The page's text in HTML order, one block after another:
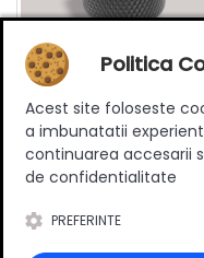
Buton mobilier
Ergo, striat, metalic,
gri
6.90 RON
Adauga in cos
Politica
Acest site foloseste
a imbunatatii
continuarea accesarii
de confidentialitate
PREFERINTE